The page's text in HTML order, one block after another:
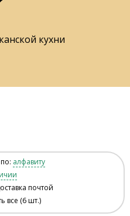
кухни
алфавиту
почтой
все (6 шт.)